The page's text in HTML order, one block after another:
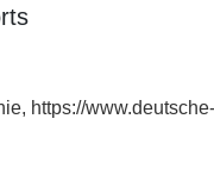
https://